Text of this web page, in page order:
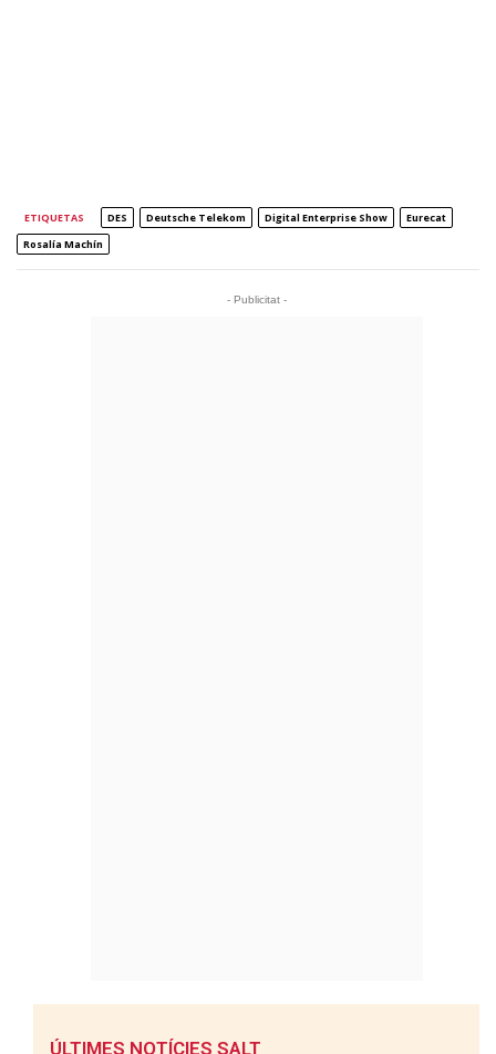
ETIQUETAS DES Deutsche Telekom Digital Enterprise Show
Eurecat
Rosalía Machín
- Publicitat -
ÚLTIMES NOTÍCIES SALT